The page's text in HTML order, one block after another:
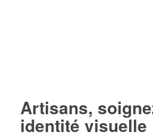
Artisans,
identité visuelle